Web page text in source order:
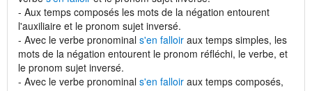
- Aux temps composés les mots de la négation entourent
l'auxiliaire et le pronom sujet inversé.
- Avec le verbe pronominal s'en falloir aux temps simples, les
mots de la négation entourent le pronom réfléchi, le verbe, et
le pronom sujet inversé.
- Avec le verbe pronominal s'en falloir aux temps composés,